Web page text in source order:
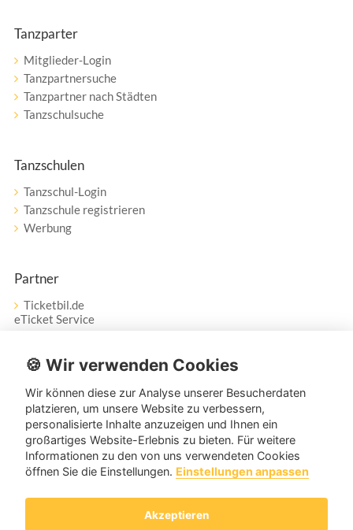
Tanzparter
Mitglieder-Login
Tanzpartnersuche
Tanzpartner nach Städten
Tanzschulsuche
Tanzschulen
Tanzschul-Login
Tanzschule registrieren
Werbung
Partner
Ticketbil.de
eTicket Service
Vertrag widerrufen
Service
Unser Tanzpartner-Service hilft Ihnen bei Fragen und
Anregungen gerne weiter!
🍪 Wir verwenden Cookies
Wir können diese zur Analyse unserer Besucherdaten
platzieren, um unsere Website zu verbessern,
personalisierte Inhalte anzuzeigen und Ihnen ein
großartiges Website-Erlebnis zu bieten. Für weitere
Informationen zu den von uns verwendeten Cookies
öffnen Sie die Einstellungen. Einstellungen anpassen
Akzeptieren